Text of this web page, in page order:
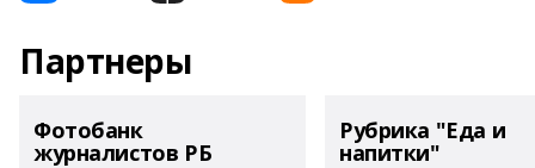
Партнеры
Фотобанк
журналистов РБ
Рубрика "Еда и
напитки"